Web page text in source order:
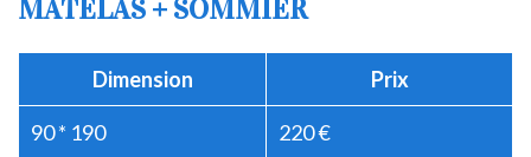
MATELAS + SOMMIER
Dimension Prix
90 * 190 220 €